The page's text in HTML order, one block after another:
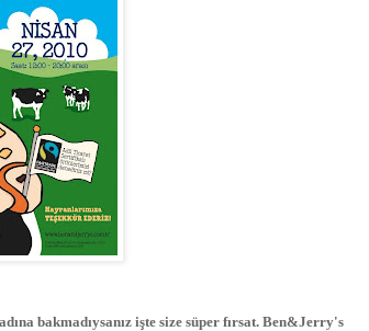
bakmadıysanız işte size süper fırsat. Ben&Jerry's